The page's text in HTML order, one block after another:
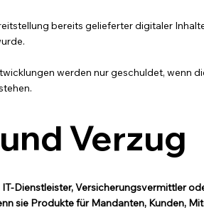
bereits gelieferter digitaler
werden nur geschuldet, wenn
Verzug
Dienstleister, Versicherungsvermittler
sie Produkte für Mandanten, Kunden,